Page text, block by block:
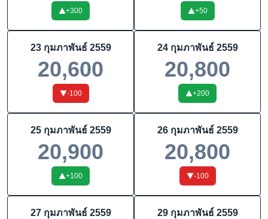
+300 +50
23 กุมภาพันธ์ 2559
20,600
-100
24 กุมภาพันธ์ 2559
20,800
+200
25 กุมภาพันธ์ 2559
20,900
+100
26 กุมภาพันธ์ 2559
20,800
-100
27 กุมภาพันธ์ 2559 29 กุมภาพันธ์ 2559